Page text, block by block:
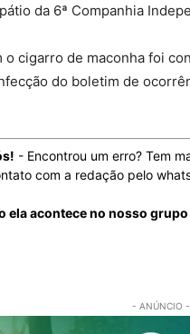
da 6ª Companhia
o cigarro de maconha foi
do boletim de
- Encontrou um erro? Tem
com a redação pelo
ela acontece no nosso grupo
- ANÚNCIO -